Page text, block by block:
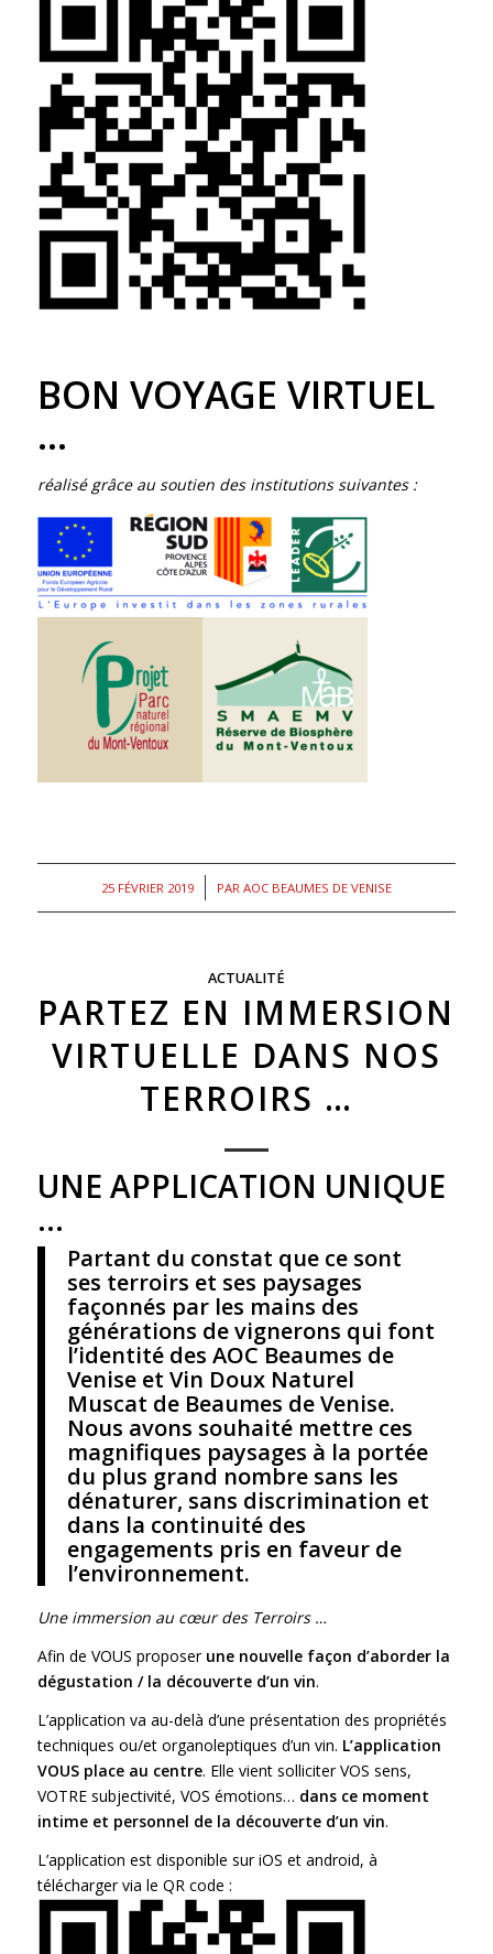
BON VOYAGE VIRTUEL
…
réalisé grâce au soutien des institutions suivantes :
25 FÉVRIER 2019
/ PAR AOC BEAUMES DE VENISE
ACTUALITÉ
PARTEZ EN IMMERSION
VIRTUELLE DANS NOS
TERROIRS …
UNE APPLICATION UNIQUE
…
Partant du constat que ce sont
ses terroirs et ses paysages
façonnés par les mains des
générations de vignerons qui font
l’identité des AOC Beaumes de
Venise et Vin Doux Naturel
Muscat de Beaumes de Venise.
Nous avons souhaité mettre ces
magnifiques paysages à la portée
du plus grand nombre sans les
dénaturer, sans discrimination et
dans la continuité des
engagements pris en faveur de
l’environnement.
Une immersion au cœur des Terroirs …
Afin de VOUS proposer une nouvelle façon d’aborder la
dégustation / la découverte d’un vin.
L’application va au-delà d’une présentation des propriétés
techniques ou/et organoleptiques d’un vin. L’application
VOUS place au centre. Elle vient solliciter VOS sens,
VOTRE subjectivité, VOS émotions… dans ce moment
intime et personnel de la découverte d’un vin.
L’application est disponible sur iOS et android, à
télécharger via le QR code :